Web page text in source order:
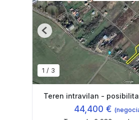
1 / 3
Previous
Teren intravilan -
44,400 €